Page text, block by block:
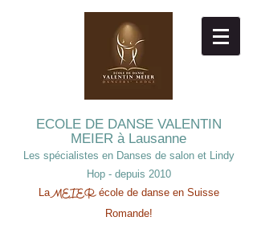
ECOLE DE DANSE VALENTIN
MEIER à Lausanne
Les spécialistes en Danses de salon et Lindy
Hop - depuis 2010
LaMEIERécole de danse en Suisse
Romande!